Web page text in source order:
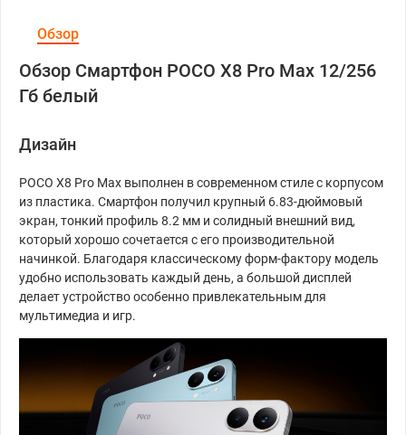
Обзор
Обзор Смартфон POCO X8 Pro Max 12/256
Гб белый
Дизайн
POCO X8 Pro Max выполнен в современном стиле с корпусом
из пластика. Смартфон получил крупный 6.83-дюймовый
экран, тонкий профиль 8.2 мм и солидный внешний вид,
который хорошо сочетается с его производительной
начинкой. Благодаря классическому форм-фактору модель
удобно использовать каждый день, а большой дисплей
делает устройство особенно привлекательным для
мультимедиа и игр.